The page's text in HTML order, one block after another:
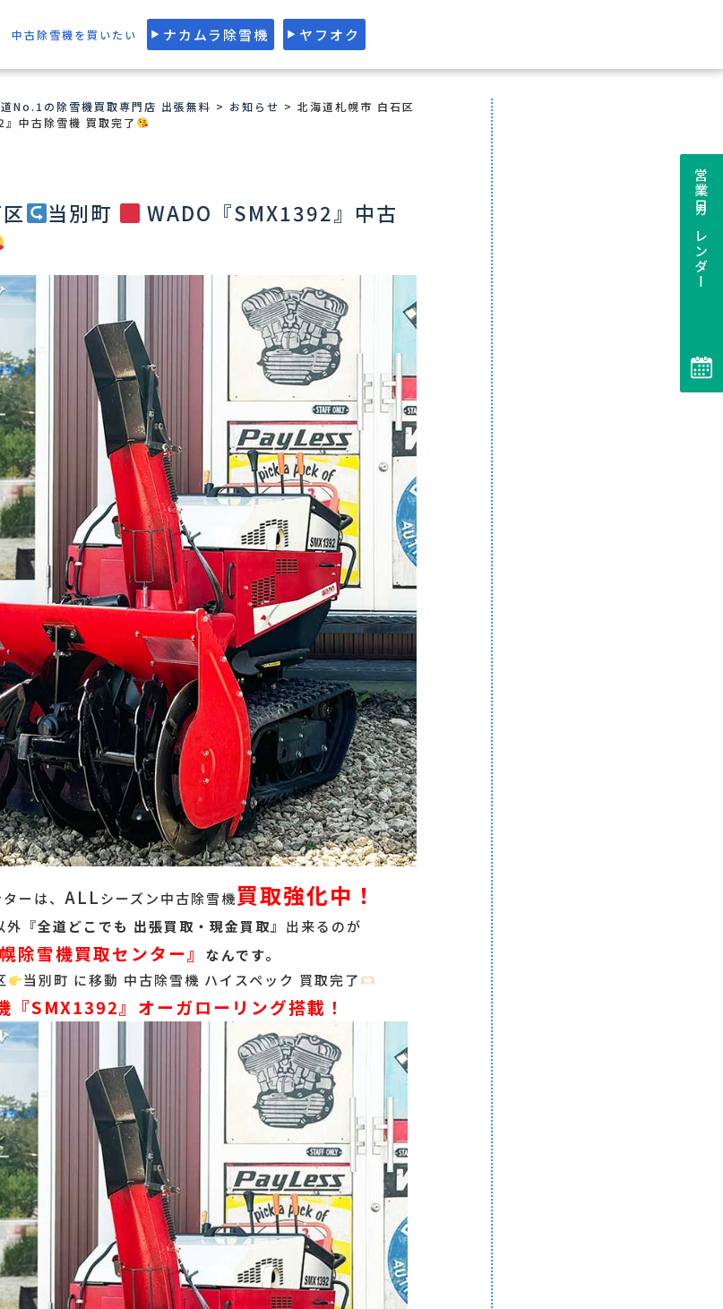
営業日カレンダー
中古除雪機を買いたい ナカムラ除雪機 ヤフオク
No.1の除雪機買取専門店 出張無料 > お知らせ > 北海道札幌市 白石区
中古除雪機 買取完了
当別町
WADO『SMX1392』中古
ーは、 ALLシーズン中古除雪機買取強化中！
外『全道どこでも 出張買取・現金買取』 出来るのが
幌除雪機買取センター』
なんです。
当別町 に移動 中古除雪機 ハイスペック 買取完了
『SMX1392』オーガローリング搭載！